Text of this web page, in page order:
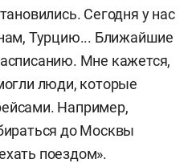
Сегодня у нас
Турцию... Ближайшие
Мне кажется,
люди, которые
Например,
до Москвы
поездом».